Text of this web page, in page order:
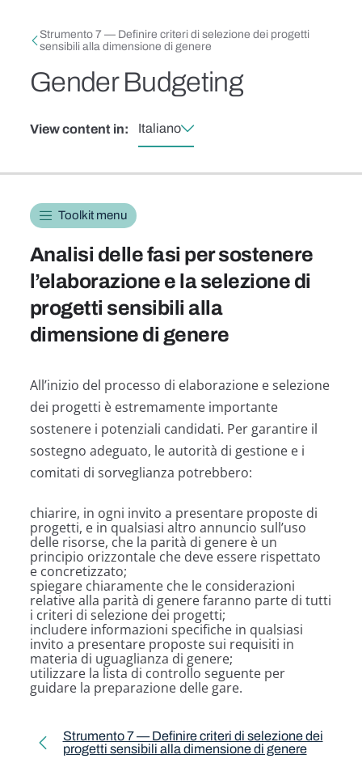
Breadcrumb
Strumento 7 — Definire criteri di selezione dei progetti
sensibili alla dimensione di genere
Gender Budgeting
View content in: Italiano
Toolkit navigation
Toolkit menu
Analisi delle fasi per sostenere
l’elaborazione e la selezione di
progetti sensibili alla
dimensione di genere
All’inizio del processo di elaborazione e selezione
dei progetti è estremamente importante
sostenere i potenziali candidati. Per garantire il
sostegno adeguato, le autorità di gestione e i
comitati di sorveglianza potrebbero:
chiarire, in ogni invito a presentare proposte di
progetti, e in qualsiasi altro annuncio sull’uso
delle risorse, che la parità di genere è un
principio orizzontale che deve essere rispettato
e concretizzato;
spiegare chiaramente che le considerazioni
relative alla parità di genere faranno parte di tutti
i criteri di selezione dei progetti;
includere informazioni specifiche in qualsiasi
invito a presentare proposte sui requisiti in
materia di uguaglianza di genere;
utilizzare la lista di controllo seguente per
guidare la preparazione delle gare.
Toolkit pagination
Strumento 7 — Definire criteri di selezione dei
progetti sensibili alla dimensione di genere